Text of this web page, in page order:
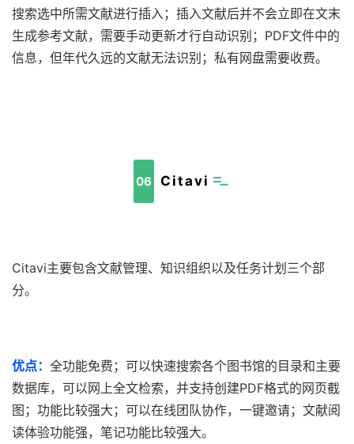
搜索选中所需文献进行插入；插入文献后并不会立即在文末
生成参考文献，需要手动更新才行自动识别；PDF文件中的
信息，但年代久远的文献无法识别；私有网盘需要收费。
06 Citavi
Citavi主要包含文献管理、知识组织以及任务计划三个部
分。
优点： 全功能免费；可以快速搜索各个图书馆的目录和主要
数据库，可以网上全文检索，并支持创建PDF格式的网页截
图；功能比较强大；可以在线团队协作，一键邀请；文献阅
读体验功能强，笔记功能比较强大。